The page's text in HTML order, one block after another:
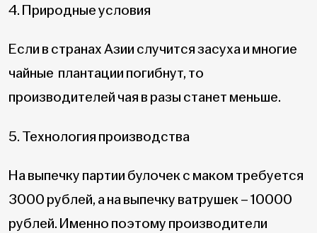
4. Природные условия
Если в странах Азии случится засуха и многие
чайные плантации погибнут, то
производителей чая в разы станет меньше.
5. Технология производства
На выпечку партии булочек с маком требуется
3000 рублей, а на выпечку ватрушек – 10000
рублей. Именно поэтому производители